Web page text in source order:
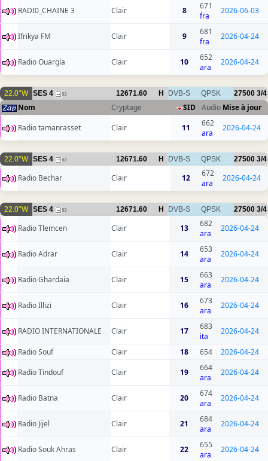
RADI0_CHAINE 3 Clair 8
671
fra
2026-06-03
Ifrikya FM Clair 9
681
fra
2026-04-24
Radio Ouargla Clair 10
652
ara
2026-04-24
22.0°W SES 4 63 12671.60 H DVB-S QPSK 27500 3/4
Nom Cryptage SID Audio Mise à jour
Radio tamanrasset
Clair 11
662
ara
2026-04-24
22.0°W SES 4 63 12671.60 H DVB-S QPSK 27500 3/4
Radio Bechar Clair 12
672
ara
2026-04-24
22.0°W SES 4 63 12671.60 H DVB-S QPSK 27500 3/4
Radio Tlemcen Clair 13
682
ara
2026-04-24
Radio Adrar Clair 14
653
ara
2026-04-24
Radio Ghardaia Clair 15
663
ara
2026-04-24
Radio Illizi Clair 16
673
ara
2026-04-24
RADIO INTERNATIONALE Clair 17
683
ita
2026-04-24
Radio Souf Clair 18 654
2026-04-24
Radio Tindouf
Clair 19
664
ara
2026-04-24
Radio Batna Clair 20
674
ara
2026-04-24
Radio Jijel Clair 21
684
ara
2026-04-24
Radio Souk Ahras Clair 22
655
ara
2026-04-24